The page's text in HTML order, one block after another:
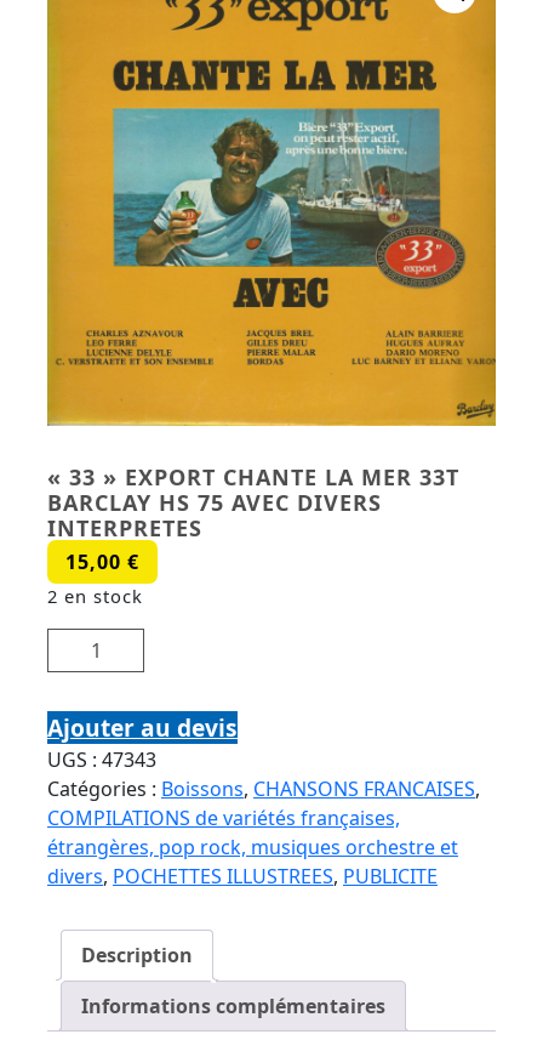
« 33 » EXPORT CHANTE LA MER 33T
BARCLAY HS 75 AVEC DIVERS
INTERPRETES
15,00 €
2 en stock
quantité de "33" EXPORT CHANTE LA MER 33T
BARCLAY HS 75 AVEC DIVERS INTERPRETES
Ajouter au devis
UGS : 47343
Catégories : Boissons, CHANSONS FRANCAISES,
COMPILATIONS de variétés françaises,
étrangères, pop rock, musiques orchestre et
divers, POCHETTES ILLUSTREES, PUBLICITE
Description
Informations complémentaires